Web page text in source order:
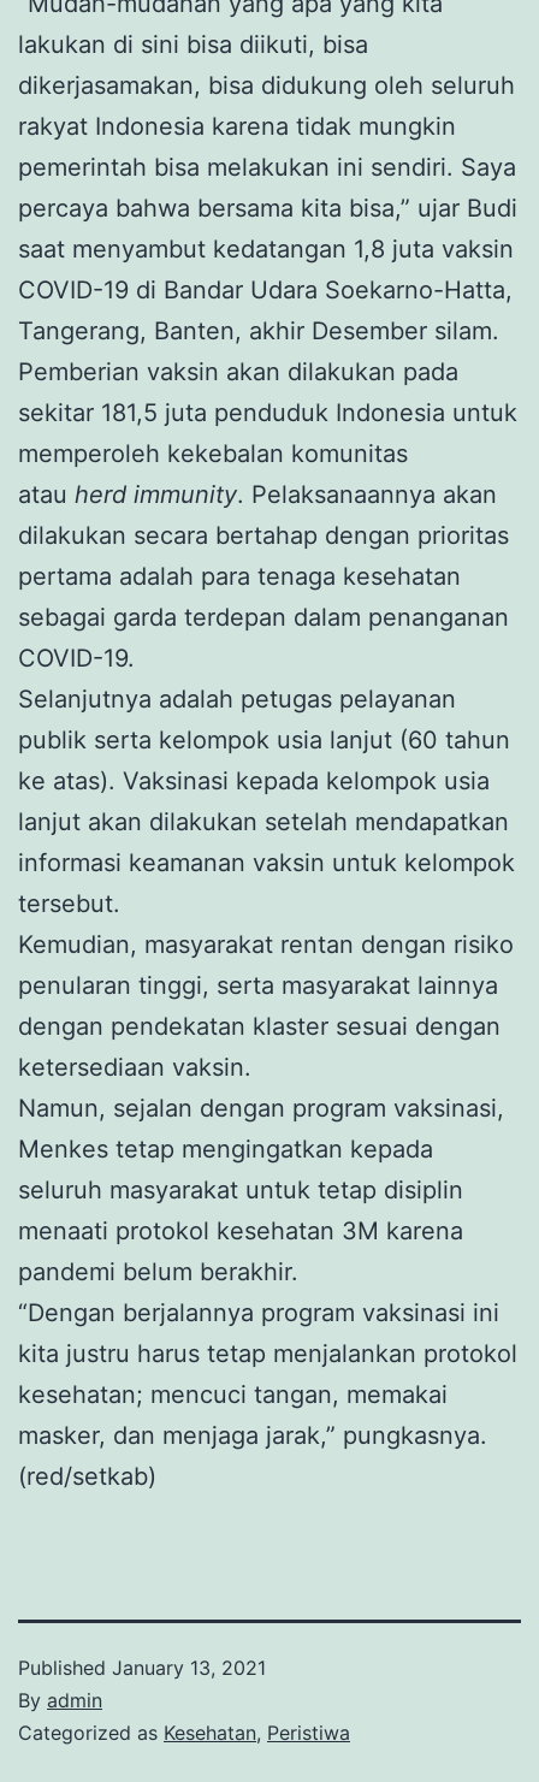
lakukan di sini bisa diikuti, bisa
dikerjasamakan, bisa didukung oleh seluruh
rakyat Indonesia karena tidak mungkin
pemerintah bisa melakukan ini sendiri. Saya
percaya bahwa bersama kita bisa,” ujar Budi
saat menyambut kedatangan 1,8 juta vaksin
COVID-19 di Bandar Udara Soekarno-Hatta,
Tangerang, Banten, akhir Desember silam.
Pemberian vaksin akan dilakukan pada
sekitar 181,5 juta penduduk Indonesia untuk
memperoleh kekebalan komunitas
atau herd immunity. Pelaksanaannya akan
dilakukan secara bertahap dengan prioritas
pertama adalah para tenaga kesehatan
sebagai garda terdepan dalam penanganan
COVID-19.
Selanjutnya adalah petugas pelayanan
publik serta kelompok usia lanjut (60 tahun
ke atas). Vaksinasi kepada kelompok usia
lanjut akan dilakukan setelah mendapatkan
informasi keamanan vaksin untuk kelompok
tersebut.
Kemudian, masyarakat rentan dengan risiko
penularan tinggi, serta masyarakat lainnya
dengan pendekatan klaster sesuai dengan
ketersediaan vaksin.
Namun, sejalan dengan program vaksinasi,
Menkes tetap mengingatkan kepada
seluruh masyarakat untuk tetap disiplin
menaati protokol kesehatan 3M karena
pandemi belum berakhir.
“Dengan berjalannya program vaksinasi ini
kita justru harus tetap menjalankan protokol
kesehatan; mencuci tangan, memakai
masker, dan menjaga jarak,” pungkasnya.
(red/setkab)
Published January 13, 2021
By admin
Categorized as Kesehatan, Peristiwa